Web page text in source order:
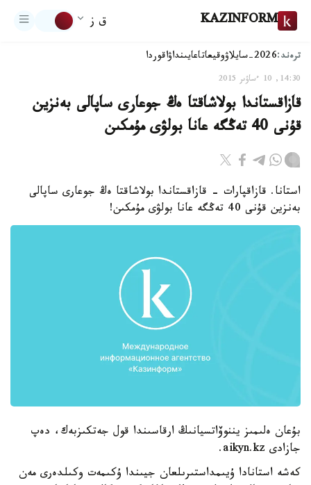
KAZINFORM ق ز
ترەند:2026-سايلاۋ وقيعاتاعايىنداۋاقوردا
14:30, 10 ءساۋىر 2015
قازاقستاندا بولاشاقتا ەڭ جوعارى ساپالى بەنزين
قۇنى 40 تەڭگە عانا بولۋى مۇمكىن
استانا. قازاقپارات - قازاقستاندا بولاشاقتا ەڭ جوعارى ساپالى
بەنزين قۇنى 40 تەڭگە عانا بولۋى مۇمكىن!
بۇعان ەلىمىز يننوۆاتسيانىڭ ارقاسىندا قول جەتكىزبەك، دەپ
جازادى aikyn.kz.
كەشە استانادا ۇيىمداستىرىلعان جيىندا ۇكىمەت وكىلدەرى مەن